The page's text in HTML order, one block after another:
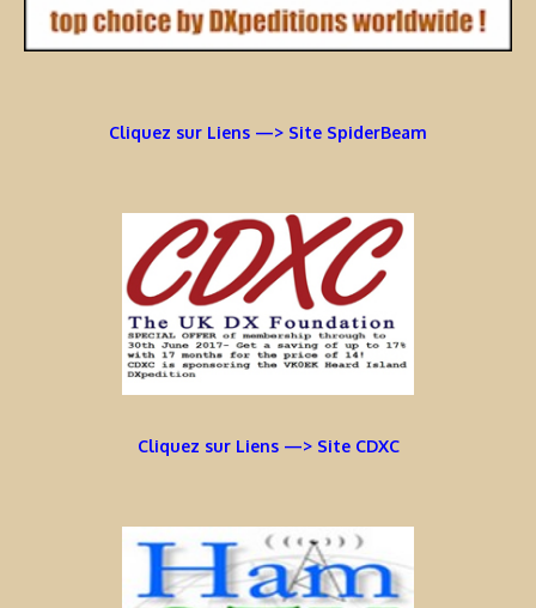
Cliquez sur Liens —> Site SpiderBeam
Cliquez sur Liens —> Site CDXC